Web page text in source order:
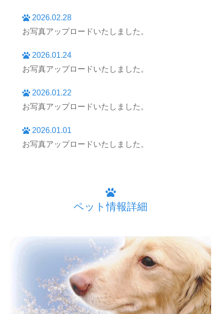
2026.02.28
お写真アップロードいたしました。
2026.01.24
お写真アップロードいたしました。
2026.01.22
お写真アップロードいたしました。
2026.01.01
お写真アップロードいたしました。
ペット情報詳細